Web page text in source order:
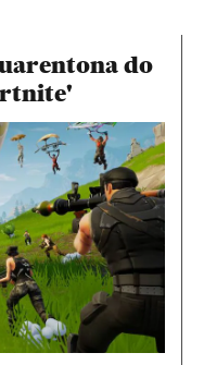
do